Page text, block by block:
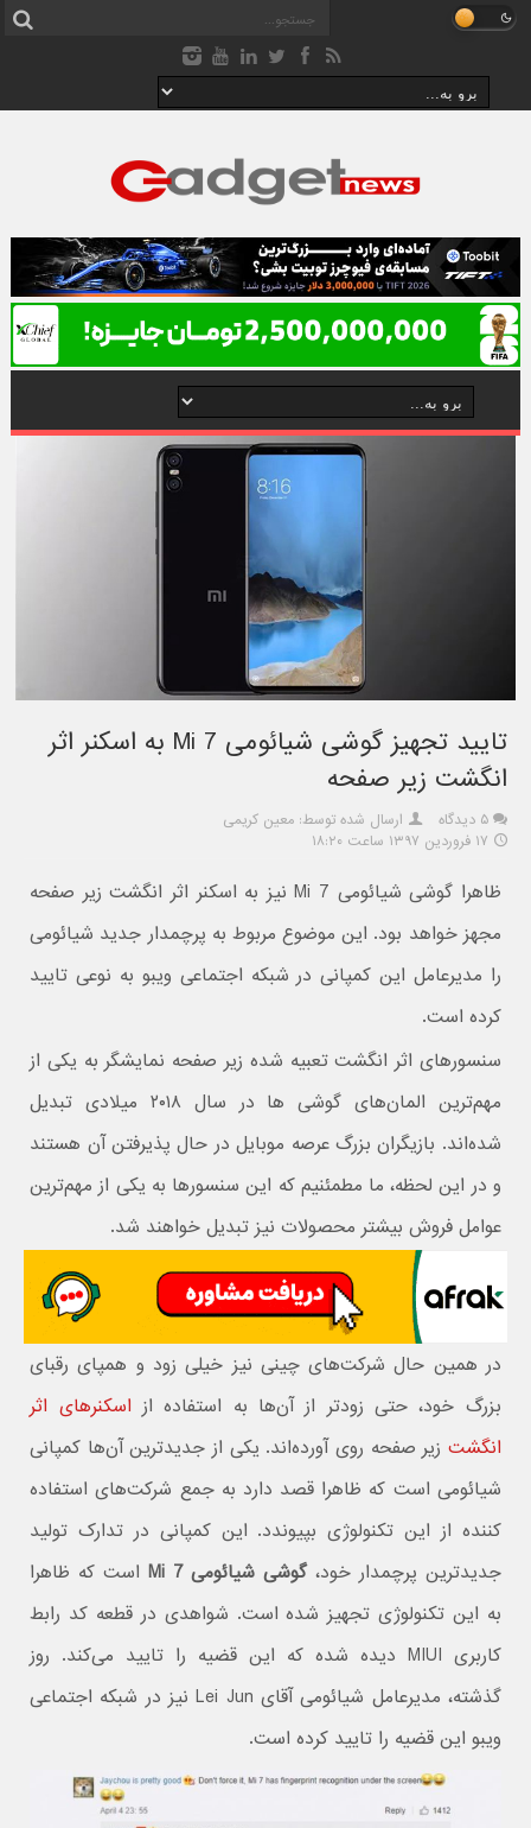
تایید تجهیز گوشی شیائومی Mi 7 به اسکنر اثر
انگشت زیر صفحه
۵ دیدگاه
ارسال شده توسط: معین کریمی
۱۷ فروردین ۱۳۹۷ ساعت ۱۸:۲۰
ظاهرا گوشی شیائومی Mi 7 نیز به اسکنر اثر انگشت زیر صفحه
مجهز خواهد بود. این موضوع مربوط به پرچمدار جدید شیائومی
را مدیرعامل این کمپانی در شبکه اجتماعی ویبو به نوعی تایید
کرده است.
سنسورهای اثر انگشت تعبیه شده زیر صفحه نمایشگر به یکی از
مهم‌ترین المان‌های گوشی ها در سال ۲۰۱۸ میلادی تبدیل
شده‌اند. بازیگران بزرگ عرصه موبایل در حال پذیرفتن آن هستند
و در این لحظه، ما مطمئنیم که این سنسورها به یکی از مهم‌ترین
عوامل فروش بیشتر محصولات نیز تبدیل خواهند شد.
در همین حال شرکت‌های چینی نیز خیلی زود و همپای رقبای
بزرگ خود، حتی زودتر از آن‌ها به استفاده از اسکنرهای اثر
انگشت زیر صفحه روی آورده‌اند. یکی از جدیدترین آن‌ها کمپانی
شیائومی است که ظاهرا قصد دارد به جمع شرکت‌های استفاده
کننده از این تکنولوژی بپیوندد. این کمپانی در تدارک تولید
جدیدترین پرچمدار خود،گوشی شیائومی Mi 7
است که ظاهرا
به این تکنولوژی تجهیز شده است. شواهدی در قطعه کد رابط
کاربری MIUI‌ دیده شده که این قضیه را تایید می‌کند. روز
گذشته، مدیرعامل شیائومی آقای Lei Jun نیز در شبکه اجتماعی
ویبو این قضیه را تایید کرده است.